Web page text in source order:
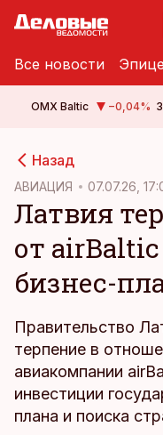
Все новости
OMX Baltic −0,04%
Назад
АВИАЦИЯ 07.07.26,
Латвия
от
бизнес-
Правительство
терпение в
авиакомпании
инвестиции
плана и поиска